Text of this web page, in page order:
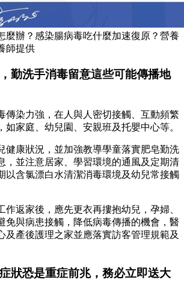
麼辦？感染腸病毒吃什麼加速復原？營養
師提供
勤洗手消毒留意這些可能傳播地
傳染力強，在人與人密切接觸、互動頻繁
如家庭、幼兒園、安親班及托嬰中心等。
健康狀況，並加強教導學童落實肥皂勤洗
，並注意居家、學習環境的通風及定期清
以含氯漂白水清潔消毒環境及幼兒常接觸
作返家後，應先更衣再摟抱幼兒，孕婦、
免與病患接觸，降低病毒傳播的機會，醫
及產後護理之家並應落實訪客管理規範及
狀恐是重症前兆，務必立即送大